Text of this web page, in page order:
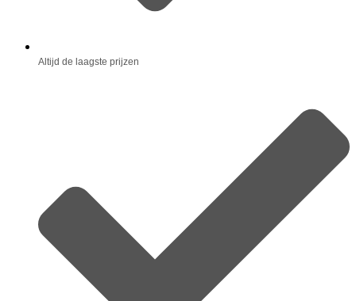
Altijd de laagste prijzen